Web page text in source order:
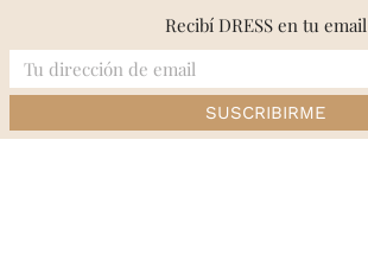
content
Inicio»Colección Invierno Viasono
Recibí DRESS en tu email